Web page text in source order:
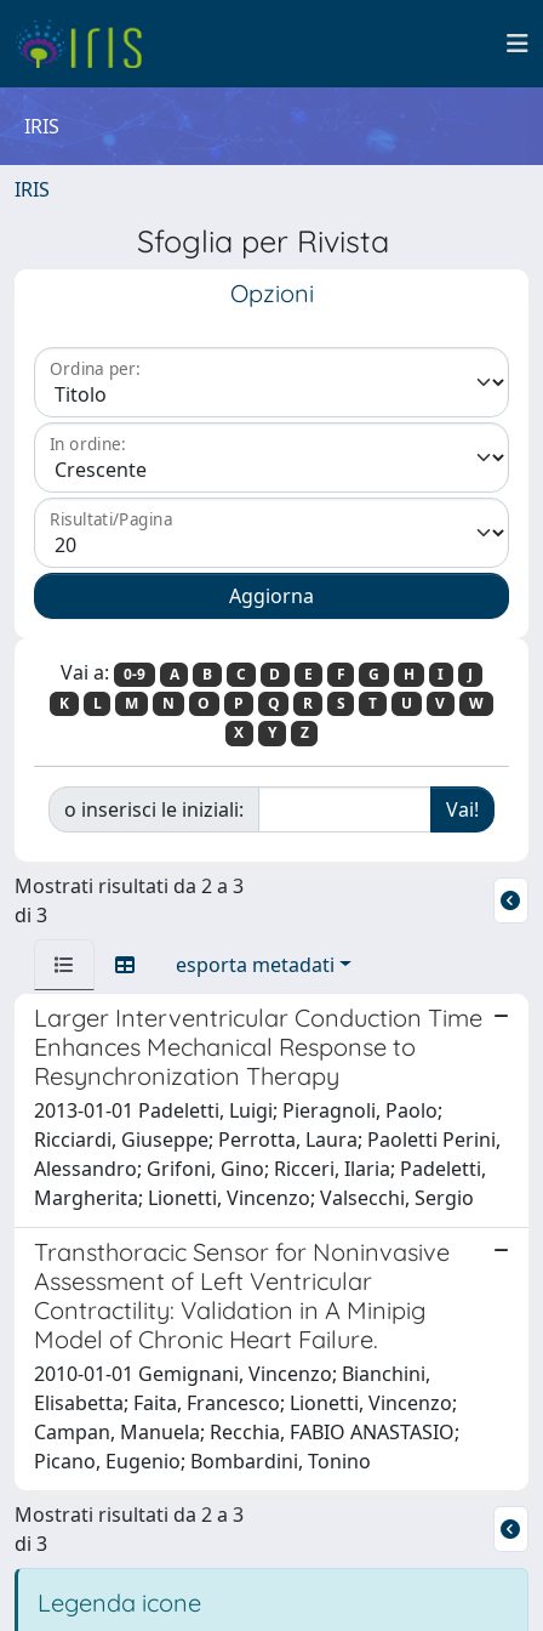
IRIS
IRIS
Sfoglia per Rivista
Opzioni
Ordina per:
In ordine:
Risultati/Pagina
Vai a: 0-9 A B C D E F G H I
J
K
L M N O P Q R S T U V
W
X
Y Z
o inserisci le iniziali:
Mostrati risultati da 2 a 3
di 3
esporta metadati
Larger Interventricular Conduction Time
Enhances Mechanical Response to
Resynchronization Therapy
2013-01-01 Padeletti, Luigi; Pieragnoli, Paolo;
Ricciardi, Giuseppe; Perrotta, Laura; Paoletti Perini,
Alessandro; Grifoni, Gino; Ricceri, Ilaria; Padeletti,
Margherita; Lionetti, Vincenzo; Valsecchi, Sergio
Transthoracic Sensor for Noninvasive
Assessment of Left Ventricular
Contractility: Validation in A Minipig
Model of Chronic Heart Failure.
2010-01-01 Gemignani, Vincenzo; Bianchini,
Elisabetta; Faita, Francesco; Lionetti, Vincenzo;
Campan, Manuela; Recchia, FABIO ANASTASIO;
Picano, Eugenio; Bombardini, Tonino
Mostrati risultati da 2 a 3
di 3
Legenda icone